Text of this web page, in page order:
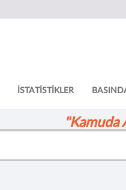
İSTATİSTİKLER
"Kamuda